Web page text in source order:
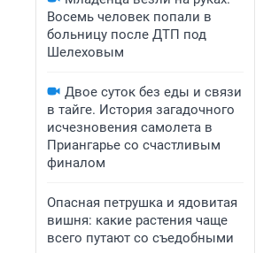
Восемь человек попали в
больницу после ДТП под
Шелеховым
Двое суток без еды и связи
в тайге. История загадочного
исчезновения самолета в
Приангарье со счастливым
финалом
Опасная петрушка и ядовитая
вишня: какие растения чаще
всего путают со съедобными